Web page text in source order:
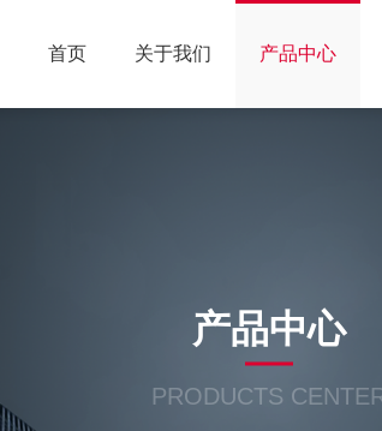
首页 关于我们 产品中心
产品中心
PRODUCTS